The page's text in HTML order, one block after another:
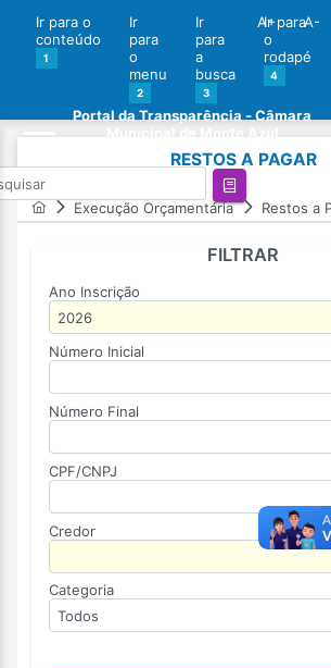
Ir para o
conteúdo
1
Ir
para
o
menu
2
Ir
para
a
busca
3
Ir para
o
rodapé
4
A+ A-
Portal da Transparência - Câmara
RESTOS A PAGAR
Execução Orçamentária Restos a
FILTRAR
Ano Inscrição
Número Inicial
Número Final
CPF/CNPJ
Credor
Categoria
Todos